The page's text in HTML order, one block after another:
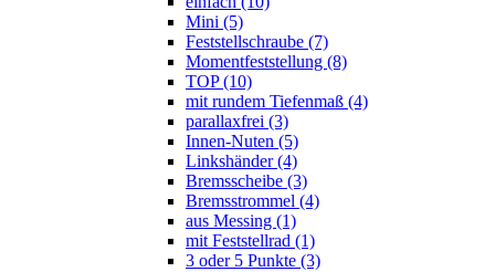
Mini (5)
Feststellschraube (7)
Momentfeststellung (8)
TOP (10)
mit rundem Tiefenmaß (4)
parallaxfrei (3)
Innen-Nuten (5)
Linkshänder (4)
Bremsscheibe (3)
Bremsstrommel (4)
aus Messing (1)
mit Feststellrad (1)
3 oder 5 Punkte (3)